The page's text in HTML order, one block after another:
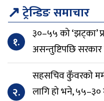
↗ट्रेन्डिङ समाचार
१.
३०–५५ को ‘झट्का’
असन्तुष्टिपछि सरकार
२.
सहसचिव कुँवरको
लागि हो भने,